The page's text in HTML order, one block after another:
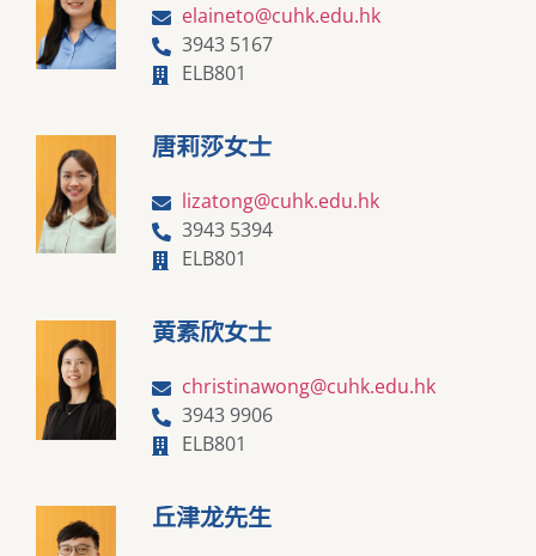
elaineto@cuhk.edu.hk
3943 5167
ELB801
唐莉莎女士
lizatong@cuhk.edu.hk
3943 5394
ELB801
黄素欣女士
christinawong@cuhk.edu.hk
3943 9906
ELB801
丘津龙先生